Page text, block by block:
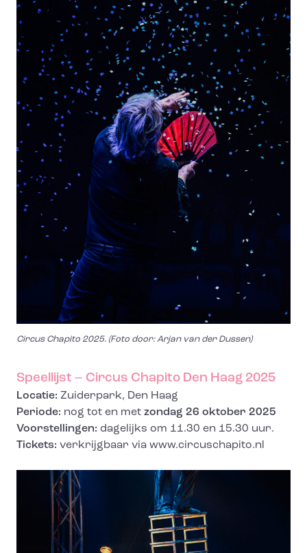
Circus Chapito 2025. (Foto door: Arjan van der Dussen)
Speellijst – Circus Chapito Den Haag 2025
Locatie: Zuiderpark, Den Haag
Periode: nog tot en met zondag 26 oktober 2025
Voorstellingen: dagelijks om 11.30 en 15.30 uur.
Tickets: verkrijgbaar via www.circuschapito.nl